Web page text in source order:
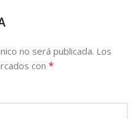
no será publicada. Los
con *